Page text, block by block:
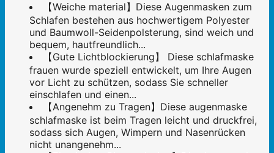
【Weiche material】Diese Augenmasken zum
Schlafen bestehen aus hochwertigem Polyester
und Baumwoll-Seidenpolsterung, sind weich und
bequem, hautfreundlich...
【Gute Lichtblockierung】 Diese schlafmaske
frauen wurde speziell entwickelt, um Ihre Augen
vor Licht zu schützen, sodass Sie schneller
einschlafen und einen...
【Angenehm zu Tragen】Diese augenmaske
schlafmaske ist beim Tragen leicht und druckfrei,
sodass sich Augen, Wimpern und Nasenrücken
nicht unangenehm...